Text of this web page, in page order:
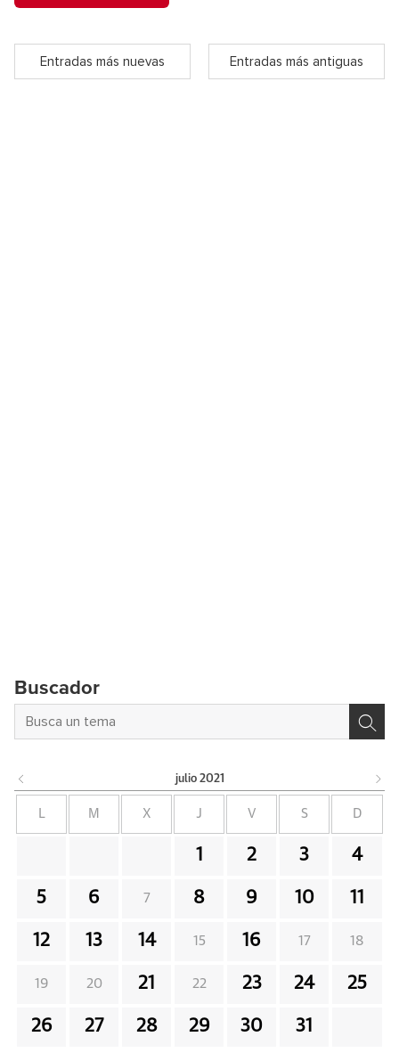
Entradas más nuevas Entradas más antiguas
Buscador
julio 2021
L M X J V S D
1 2 3 4
5 6 7 8 9 10 11
12 13 14 15 16 17 18
19 20 21 22 23 24 25
26 27 28 29 30 31